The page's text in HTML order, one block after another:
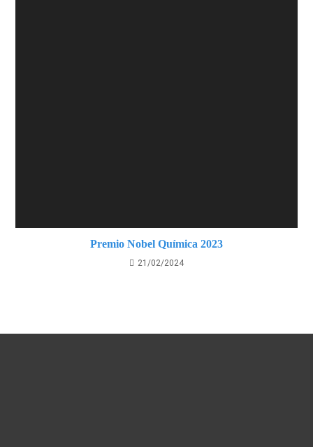
Premio Nobel Química 2023
21/02/2024